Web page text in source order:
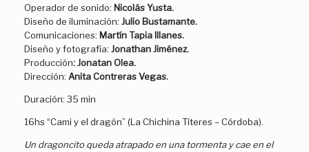
Operador de sonido: Nicolás Yusta.
Diseño de iluminación: Julio Bustamante.
Comunicaciones: Martín Tapia Illanes.
Diseño y fotografía: Jonathan Jiménez.
Producción: Jonatan Olea.
Dirección: Anita Contreras Vegas.
Duración: 35 min
16hs “Cami y el dragón” (La Chichina Títeres – Córdoba).
Un dragoncito queda atrapado en una tormenta y cae en el